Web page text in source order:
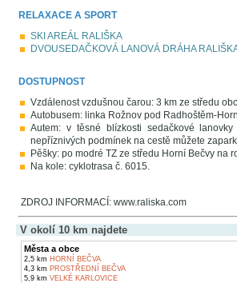
RELAXACE A SPORT
SKI AREÁL RALIŠKA
DVOUSEDAČKOVÁ LANOVÁ DRÁHA
DOSTUPNOST
Vzdálenost vzdušnou čarou: 3 km ze středu
Autobusem: linka Rožnov pod Radhoštěm-
Autem: v těsné blízkosti sedačkové
nepříznivých podmínek na cestě můžete
Pěšky: po modré TZ ze středu Horní Bečvy na
Na kole: cyklotrasa č. 6015.
ZDROJ INFORMACÍ: www.raliska.com
V okolí 10 km najdete
Města a obce
2,5 km HORNÍ BEČVA
4,3 km PROSTŘEDNÍ BEČVA
5,9 km VELKÉ KARLOVICE